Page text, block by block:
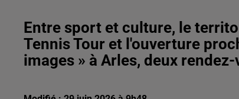
Entre sport et culture, le
Tennis Tour et l'ouverture
images » à Arles, deux